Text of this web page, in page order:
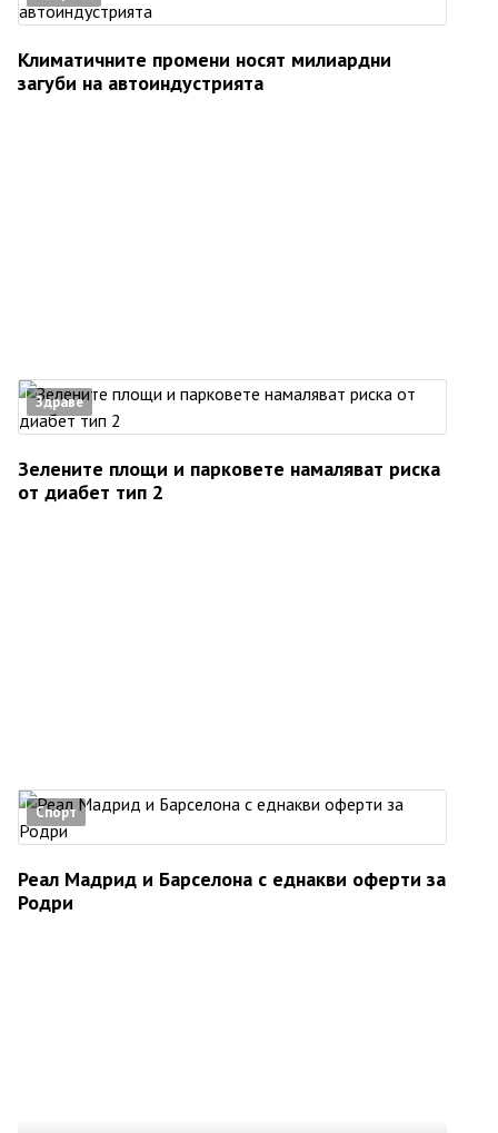
Климатичните промени носят милиардни
загуби на автоиндустрията
Здраве
Зелените площи и парковете намаляват риска
от диабет тип 2
Спорт
Реал Мадрид и Барселона с еднакви оферти за
Родри